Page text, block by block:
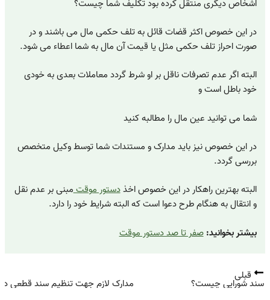
اشخاص دیگری منتقل کرده بود تکلیف شما چیست؟
در این خصوص اکثر قضات قائل به تلف حکمی مال می باشند و در
صورت احراز تلف حکمی مثل یا قیمت آن مال به شما اعطاء می شود.
البته اگر عدم تصرفات ناقل بر او شرط گردد معاملات بعدی به خودی
خود باطل است و
شما می توانید عین مال را مطالبه کنید
در این خصوص نیز باید مدارک و مستندات شما توسط وکیل متخصص
بررسی گردد.
البته بهترین راهکار در این خصوص اخذدستور موقتمبنی بر عدم نقل
و انتقال به هنگام طرح دعوا است که البته شرایط خود را دارد.
بیشتر بخوانید:صفر تا صد دستور موقت
قبلی
شورایی چیست؟ مدارک لازم جهت تنظیم سند قطعی در